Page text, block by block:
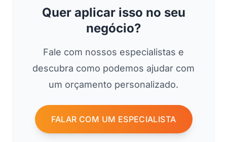
Quer aplicar isso no seu
negócio?
Fale com nossos especialistas e
descubra como podemos ajudar com
um orçamento personalizado.
FALAR COM UM ESPECIALISTA